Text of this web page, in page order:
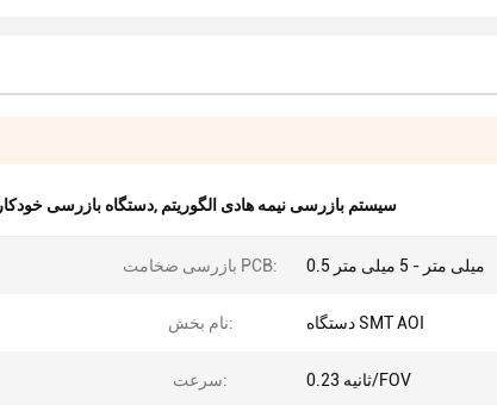
دستگاه بازرسی, سیستم بازرسی نیمه هادی الگوریتم
بازرسی ضخامت PCB: 0.5 میلی متر - 5 میلی متر
نام بخش: دستگاه SMT AOI
سرعت: 0.23 ثانیه/FOV